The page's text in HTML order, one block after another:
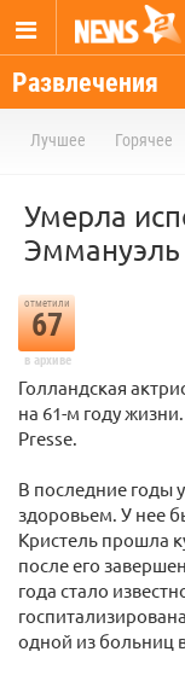
Развлечения
Лучшее Горячее
Умерла
Эммануэль
отметили
67
в архиве
Голландская
на 61-м году
Presse.
В последние годы
здоровьем. У нее
Кристель прошла
после его
года стало
одной из больниц